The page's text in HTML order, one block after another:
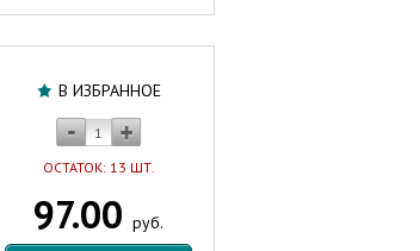
В ИЗБРАННОЕ
ОСТАТОК: 13 ШТ.
97.00 руб.